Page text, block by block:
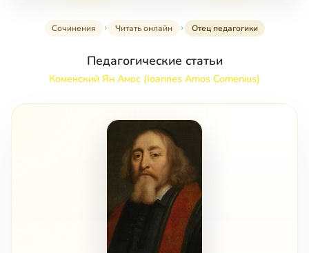
Сочинения Читать онлайн Отец педагогики
Педагогические статьи
Коменский Ян Амос (Ioannes Amos Comenius)